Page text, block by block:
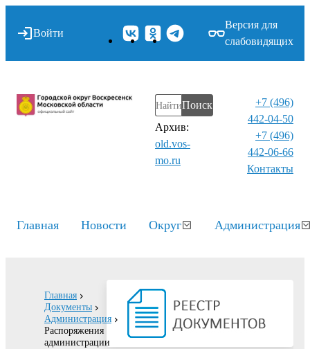
Войти
Версия для
слабовидящих
Поиск
Архив:
old.vos-
mo.ru
+7 (496)
442-04-50
+7 (496)
442-06-66
Контакты⁠
Главная Новости Округ Администрация
Главная
Документы
Администрация
Распоряжения
администрации